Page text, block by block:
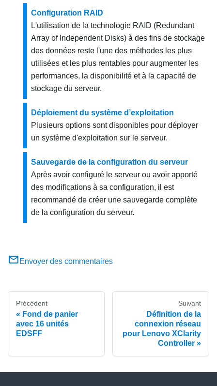
Configuration RAID
L'utilisation de la technologie RAID (Redundant
Array of Independent Disks) à des fins de stockage
des données reste l'une des méthodes les plus
utilisées et les plus rentables pour augmenter les
performances, la disponibilité et à la capacité de
stockage du serveur.
Déploiement du système d’exploitation
Plusieurs options sont disponibles pour déployer
un système d'exploitation sur le serveur.
Sauvegarde de la configuration du serveur
Après avoir configuré le serveur ou avoir apporté
des modifications à sa configuration, il est
recommandé de créer une sauvegarde complète
de la configuration du serveur.
Envoyer des commentaires
Précédent
Fond de panier
avec 16 unités
EDSFF
Suivant
Définition de la
connexion réseau
pour Lenovo XClarity
Controller